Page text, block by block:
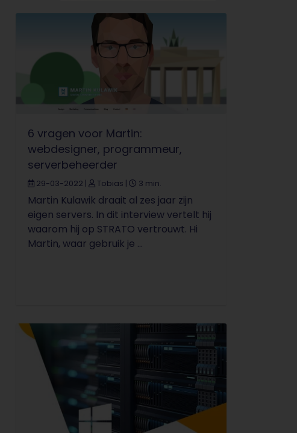
6 vragen voor Martin:
webdesigner, programmeur,
serverbeheerder
29-03-2022 Tobias 3 min.
Martin Kulawik draait al zes jaar zijn
eigen servers. In dit interview vertelt hij
waarom hij op STRATO vertrouwt. Hi
Martin, waar gebruik je ...